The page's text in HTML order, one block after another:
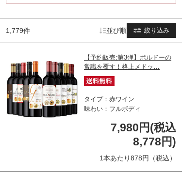
1,779件 絞り込み
並び順
【予約販売:第3弾】ボルドーの
常識を覆す！格上メドッ…
タイプ：赤ワイン
味わい：フルボディ
7,980円(税込
8,778円)
1本あたり878円（税込）